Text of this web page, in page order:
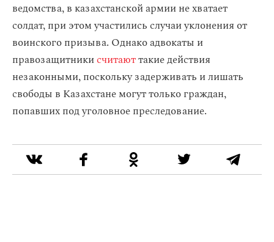
ведомства, в казахстанской армии не хватает
солдат, при этом участились случаи уклонения от
воинского призыва. Однако адвокаты и
правозащитникисчитаюттакие действия
незаконными, поскольку задерживать и лишать
свободы в Казахстане могут только граждан,
попавших под уголовное преследование.